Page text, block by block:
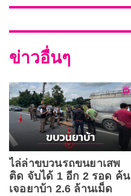
ข่าวอื่นๆ
ไล่ล่าขบวนรถขนยาเสพ
ติด จับได้ 1 อีก 2 รอด ค้น
เจอยาบ้า 2.6 ล้านเม็ด